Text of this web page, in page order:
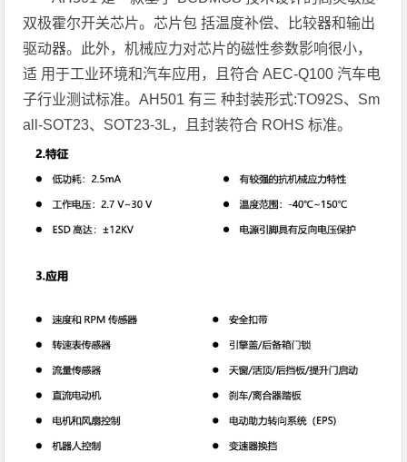
双极霍尔开关芯片。芯片包 括温度补偿、比较器和输出
驱动器。此外，机械应力对芯片的磁性参数影响很小，
适 用于工业环境和汽车应用，且符合 AEC-Q100 汽车电
子行业测试标准。AH501 有三 种封装形式:TO92S、Sm
all-SOT23、SOT23-3L，且封装符合 ROHS 标准。